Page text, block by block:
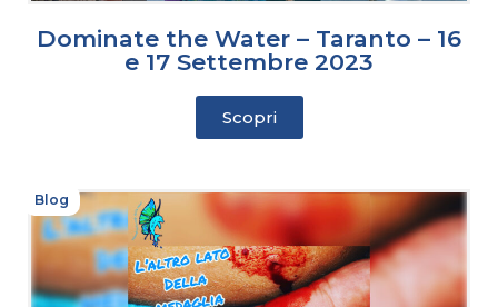
Dominate the Water – Taranto – 16
e 17 Settembre 2023
Scopri
Blog